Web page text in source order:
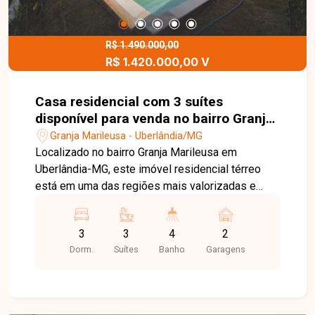
R$ 1.490.000,00
R$ 1.420.000,00 V
Casa residencial com 3 suítes
disponível para venda no bairro Granja
Marileusa em Uberlândia-MG
Granja Marileusa - Uberlândia/MG
Localizado no bairro Granja Marileusa em
Uberlândia-MG, este imóvel residencial térreo
está em uma das regiões mais valorizadas e
infraestrutura, segurança, áreas de lazer,
comércios e fácil acesso às principais vias. A
casa possui aproximadamente 156 m² de área
3
Dorm.
3
Suítes
4
Banho
2
Garagens